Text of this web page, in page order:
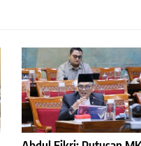
Polhukam
Uncategorized